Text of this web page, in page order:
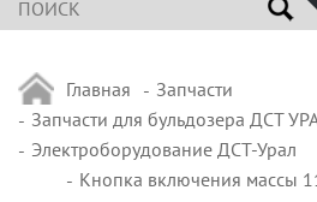
Главная
Запчасти
Запчасти для бульдозера ДСТ
Электроборудование ДСТ-Урал
Кнопка включения массы